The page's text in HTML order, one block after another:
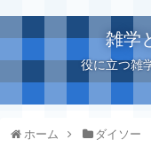
雑学
役に立つ雑
ホーム ダイソー